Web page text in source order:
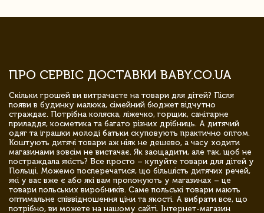
ПРО СЕРВІС ДОСТАВКИ BABY.CO.UA
Скільки грошей ви витрачаєте на товари для дітей? Після
появи в будинку малюка, сімейний бюджет відчутно
страждає. Потрібна коляска, ліжечко, горщик, санітарне
приладдя, косметика та багато різних дрібниць. А дитячий
одяг та іграшки молоді батьки скуповують практично оптом.
Коштують дитячі товари аж ніяк не дешево, а часу ходити
магазинами зовсім не вистачає. Як заощадити, але так, щоб не
постраждала якість? Все просто – купуйте товари для дітей у
Польщі. Можемо посперечатися, що більшість дитячих речей,
які у вас вже є або які вам пропонують у магазинах – це
товари польських виробників. Саме польські товари мають
оптимальне співвідношення ціни та якості. А вибрати все, що
потрібно, ви можете на нашому сайті. Інтернет-магазин